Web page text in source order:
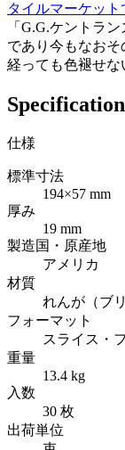
タイルマーケット
「G.G.ケントラ
であり今もなお
経っても色褪せな
仕様
標準寸法
194×57 mm
厚み
19 mm
製造国・原産地
アメリカ
材質
れんが（ブ
フォーマット
スライス・
重量
13.4 kg
入数
30 枚
出荷単位